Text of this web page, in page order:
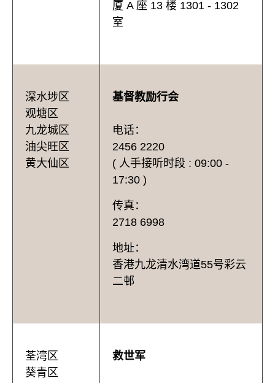
厦 A 座 13 楼 1301 - 1302
室
深水埗区
观塘区
九龙城区
油尖旺区
黄大仙区
基督教励行会
电话：
2456 2220
( 人手接听时段 : 09:00 -
17:30 )
传真：
2718 6998
地址：
香港九龙清水湾道55号彩云
二邨
荃湾区
葵青区
救世军